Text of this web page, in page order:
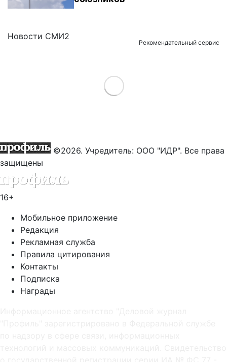
Новости СМИ2
Рекомендательный сервис
Load More
©2026. Учредитель: ООО "ИДР". Все права
защищены
16+
Мобильное приложение
Редакция
Рекламная служба
Правила цитирования
Контакты
Подписка
Награды